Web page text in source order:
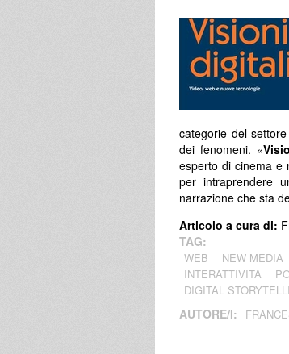
categorie del
dei fenomeni. «
esperto di cinema e
per intraprendere
narrazione che sta
Articolo a cura di:
TAG:
WEB NEW MEDIA
INTERATTIVITÀ
DIGITAL
AUTORE/I: